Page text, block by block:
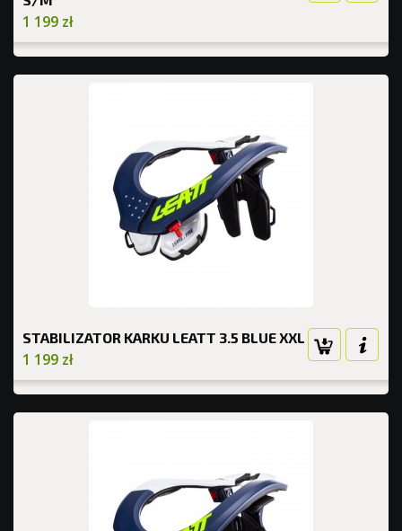
1 199 zł
STABILIZATOR KARKU LEATT 3.5 BLUE XXL
1 199 zł